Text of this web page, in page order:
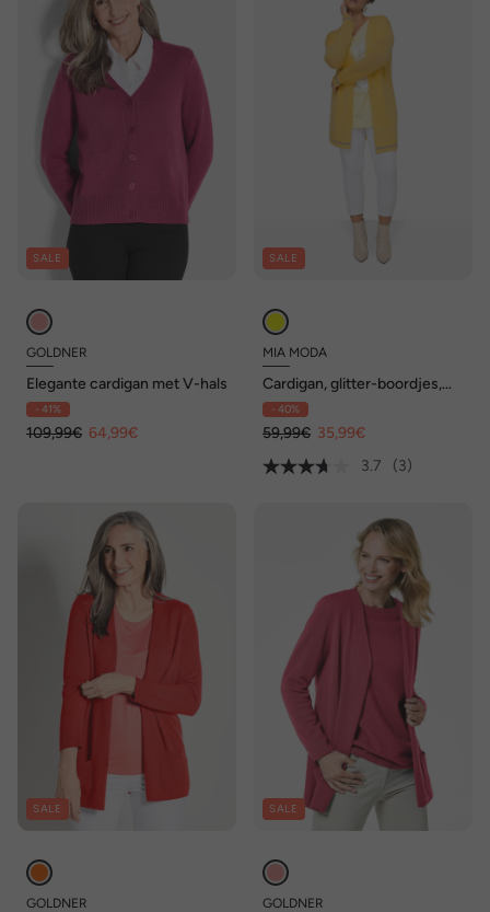
SALE
GOLDNER
Elegante cardigan met V-hals
- 41%
109,99€ 64,99€
SALE
MIA MODA
Cardigan, glitter-boordjes,
open model, lange mouwen
- 40%
59,99€ 35,99€
3.7
(3)
SALE
GOLDNER
SALE
GOLDNER